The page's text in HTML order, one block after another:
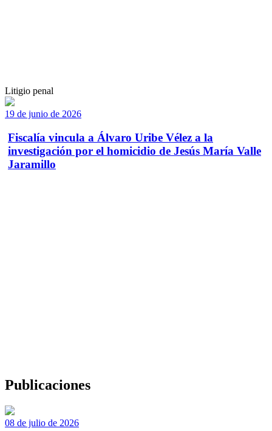
Litigio penal
19 de junio de 2026
Fiscalía vincula a Álvaro Uribe Vélez a la
investigación por el homicidio de Jesús María Valle
Jaramillo
Publicaciones
08 de julio de 2026